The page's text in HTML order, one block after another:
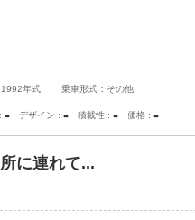
1992年式 乗車形式：その他
- デザイン - 積載性 - 価格 -
に連れて...